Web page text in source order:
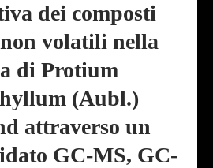
dei composti
volatili nella
di Protium
(Aubl.)
attraverso un
GC-MS, GC-